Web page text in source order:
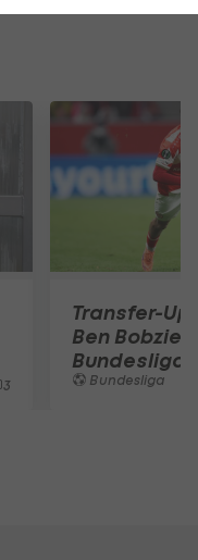
3
Transfer-
Ben
Bundesliga
Bundesliga